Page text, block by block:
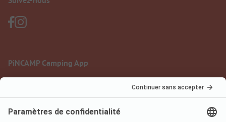
PiNCAMP Camping App